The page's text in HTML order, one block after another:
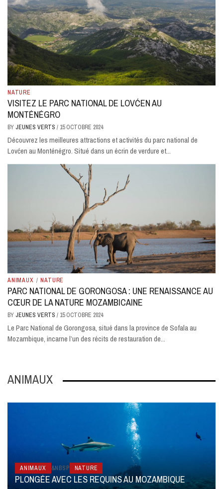
NATURE
VISITEZ LE PARC NATIONAL DE LOVĆEN AU
MONTÉNÉGRO
BY JEUNES VERTS / 15 OCTOBRE 2024
Découvrez les meilleures attractions et activités du parc national de
Lovćen au Monténégro. Situé dans un écrin de verdure et...
ANIMAUX / NATURE
PARC NATIONAL DE GORONGOSA : UNE RENAISSANCE AU
CŒUR DE LA NATURE MOZAMBICAINE
BY JEUNES VERTS / 15 OCTOBRE 2024
Le Parc National de Gorongosa, situé dans la province de Sofala au
Mozambique, incarne l’un des récits de restauration de...
ANIMAUX
ANIMAUX &NBSP NATURE
PLONGÉE AVEC LES REQUINS AU MOZAMBIQUE